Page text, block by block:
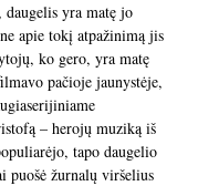
yra matę jo
apie tokį atpažinimą jis
ko gero, yra matę
pačioje jaunystėje,
– herojų muziką iš
tapo daugelio
žurnalų viršelius